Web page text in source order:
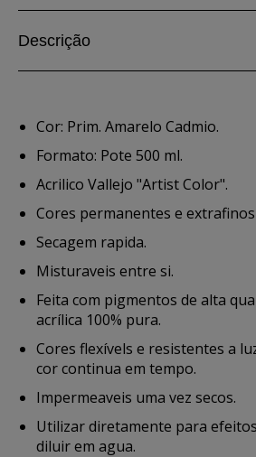
Descrição
Cor: Prim. Amarelo Cadmio.
Formato: Pote 500 ml.
Acrilico Vallejo "Artist Color".
Cores permanentes e
Secagem rapida.
Misturaveis entre si.
Feita com pigmentos de alta
acrílica 100% pura.
Cores flexívels e resistentes a
cor continua em tempo.
Impermeaveis uma vez secos.
Utilizar diretamente para
diluir em agua.